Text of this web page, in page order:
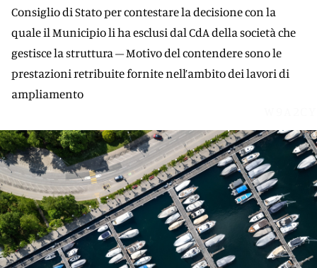
Consiglio di Stato per contestare la decisione con la
quale il Municipio li ha esclusi dal CdA della società che
gestisce la struttura – Motivo del contendere sono le
prestazioni retribuite fornite nell’ambito dei lavori di
ampliamento